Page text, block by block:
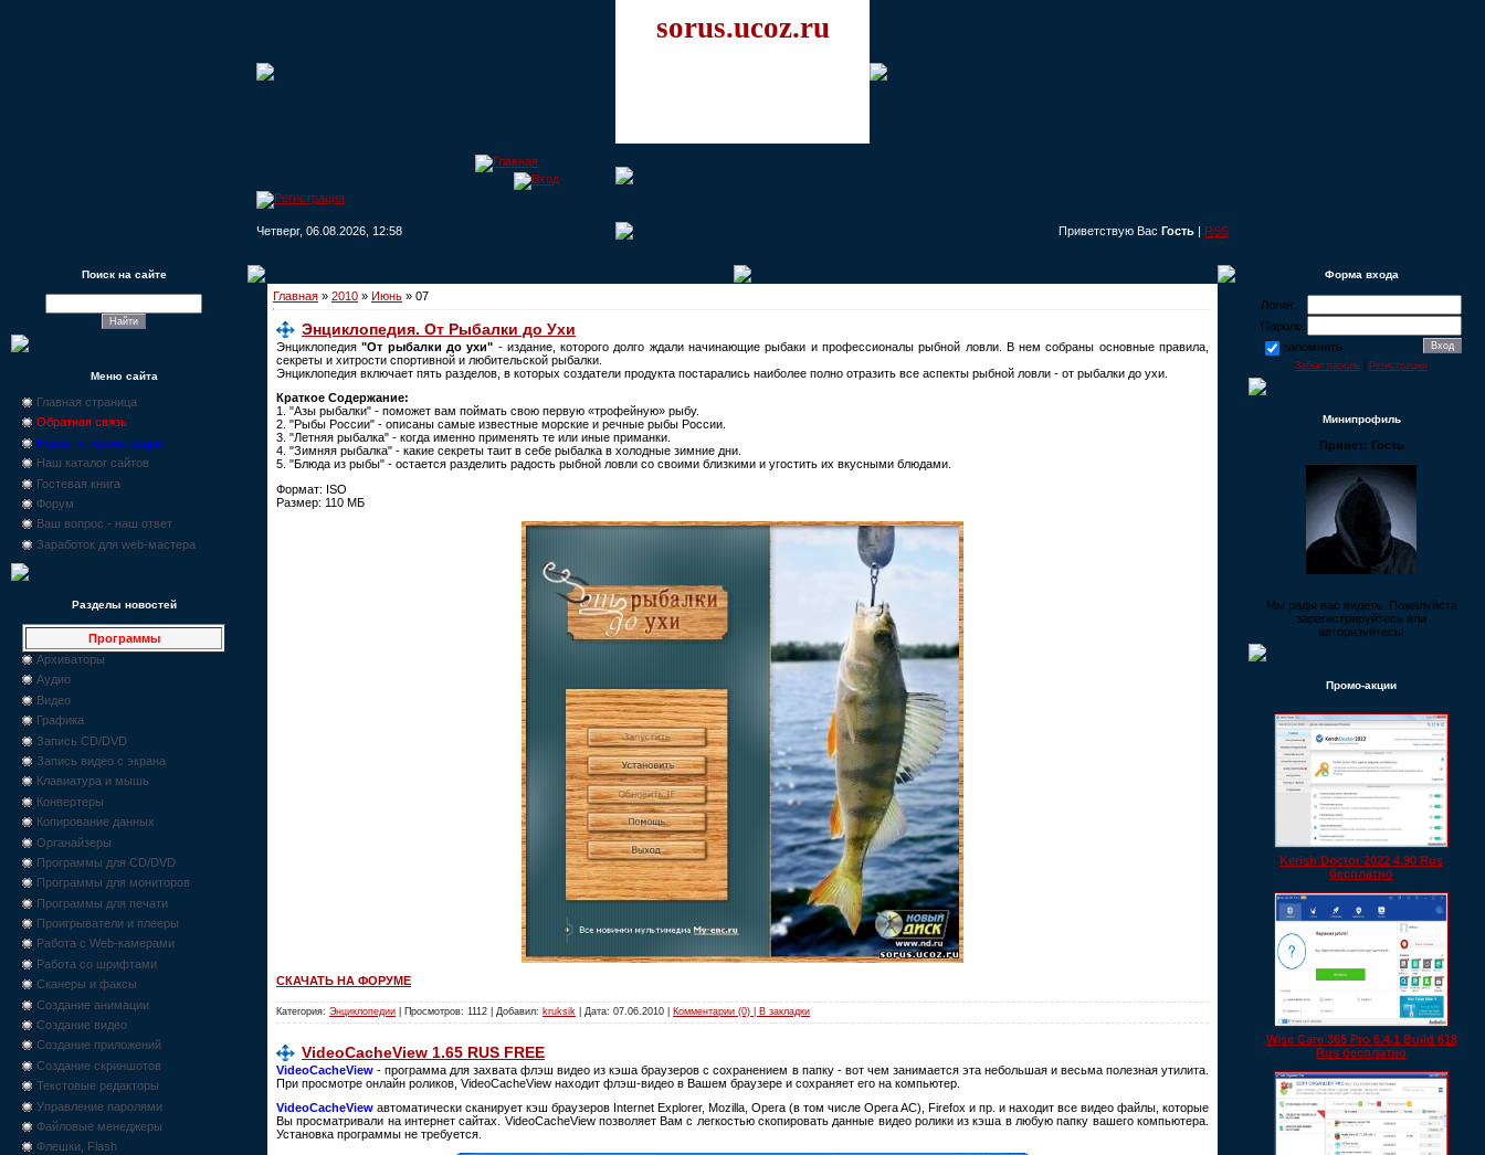
sorus.ucoz.ru
Четверг, 06.08.2026, 12:58 Приветствую Вас Гость | RSS
Поиск на сайте
Меню сайта
Главная страница
Обратная связь
Новости, промо-акции
Наш каталог сайтов
Гостевая книга
Форум
Ваш вопрос - наш ответ
Заработок для web-мастера
Разделы новостей
Программы
Архиваторы
Аудио
Видео
Графика
Запись CD/DVD
Запись видео с экрана
Клавиатура и мышь
Конвертеры
Копирование данных
Органайзеры
Программы для CD/DVD
Программы для мониторов
Программы для печати
Проигрыватели и плееры
Работа с Web-камерами
Работа со шрифтами
Сканеры и факсы
Создание анимации
Создание видео
Создание приложений
Создание скриншотов
Текстовые редакторы
Управление паролями
Файловые менеджеры
Флешки, Flash
Главная » 2010 » Июнь » 07
Энциклопедия. От Рыбалки до Ухи
Энциклопедия"От рыбалки до ухи" - издание, которого долго ждали начинающие рыбаки и профессионалы рыбной ловли. В нем собраны основные правила,
секреты и хитрости спортивной и любительской рыбалки.
Энциклопедия включает пять разделов, в которых создатели продукта постарались наиболее полно отразить все аспекты рыбной ловли - от рыбалки до ухи.
Краткое Содержание:
1. "Азы рыбалки" - поможет вам поймать свою первую «трофейную» рыбу.
2. "Рыбы России" - описаны самые известные морские и речные рыбы России.
3. "Летняя рыбалка" - когда именно применять те или иные приманки.
4. "Зимняя рыбалка" - какие секреты таит в себе рыбалка в холодные зимние дни.
5. "Блюда из рыбы" - остается разделить радость рыбной ловли со своими близкими и угостить их вкусными блюдами.
Формат: ISO
Размер: 110 МБ
СКАЧАТЬ НА ФОРУМЕ
Категория: Энциклопедии | Просмотров: 1112 | Добавил: kruksik | Дата: 07.06.2010 Комментарии (0) | В закладки
VideoCacheView 1.65 RUS FREE
VideoCacheView - программа для захвата флэш видео из кэша браузеров с сохранением в папку - вот чем занимается эта небольшая и весьма полезная утилита.
При просмотре онлайн роликов, VideoCacheView находит флэш-видео в Вашем браузере и сохраняет его на компьютер.
VideoCacheView автоматически сканирует кэш браузеров Internet Explorer, Mozilla, Opera (в том числе Opera AC), Firefox и пр. и находит все видео файлы, которые
Вы просматривали на интернет сайтах. VideoCacheView позволяет Вам с легкостью скопировать данные видео ролики из кэша в любую папку вашего компьютера.
Установка программы не требуется.
Форма входа
Логин:
Пароль:
запомнить
Забыл пароль Регистрация
Минипрофиль
Привет: Гость
Мы рады вас видеть. Пожалуйста
зарегистрируйтесь или
авторизуйтесь!
Промо-акции
Kerish Doctor 2022 4.90 Rus
бесплатно
Wise Care 365 Pro 6.4.1 Build 618
Rus бесплатно